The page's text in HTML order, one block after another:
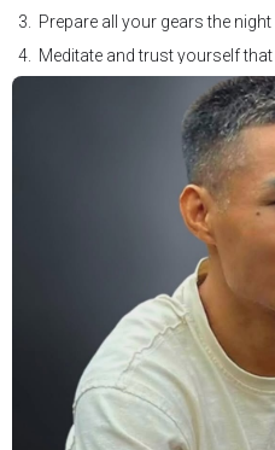
3. Prepare all your gears the night
4. Meditate and trust yourself
for self doubt.
5. Conduct yourself as if you are
championship fight. Remeber
6. It's ok to make a mistake but
make a call, make it loud and
Know that it is not about you. It's
fairness for the boxers who put
what Tony Weeks said during the
encapsulates it well. "You do it
#professionalboxing
#proboxingreferee
#Tonyweeks